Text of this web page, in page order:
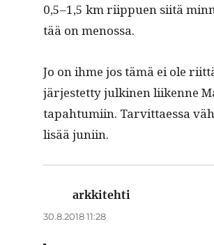
0,5–1,5 km riip­puen siitä
tää on menossa.
Jo on ihme jos tämä ei ole
jär­jestet­ty julki­nen liikenne
tapah­tu­mi­in. Tarvit­taes­sa
lisää juniin.
arkkitehti
30.8.2018 11:28